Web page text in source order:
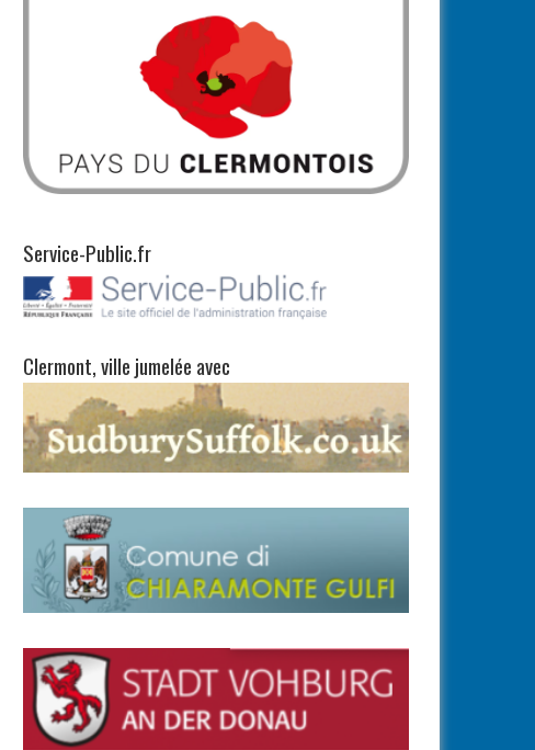
Service-Public.fr
Clermont, ville jumelée avec